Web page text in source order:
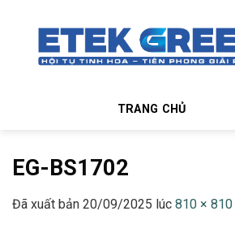
TRANG CHỦ
EG-BS1702
Đã xuất bản 20/09/2025 lúc 810 × 810